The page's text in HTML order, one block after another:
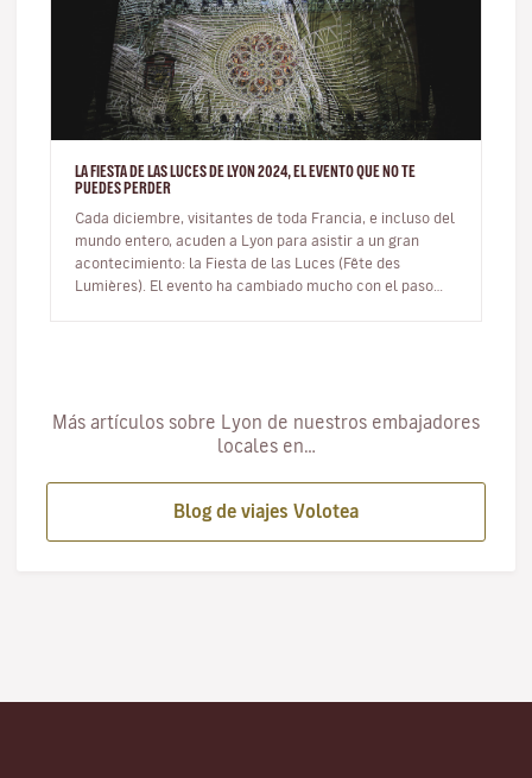
LA FIESTA DE LAS LUCES DE LYON 2024, EL EVENTO QUE NO TE
PUEDES PERDER
Cada diciembre, visitantes de toda Francia, e incluso del
mundo entero, acuden a Lyon para asistir a un gran
acontecimiento: la Fiesta de las Luces (Fête des
Lumières). El evento ha cambiado mucho con el paso
Más artículos sobre Lyon de nuestros embajadores
locales en…
Blog de viajes Volotea